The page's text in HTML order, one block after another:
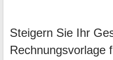
Steigern Sie Ihr
Rechnungsvorlage